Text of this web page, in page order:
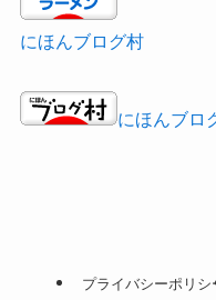
にほんブログ村
にほんブロ
プライバシーポリシ